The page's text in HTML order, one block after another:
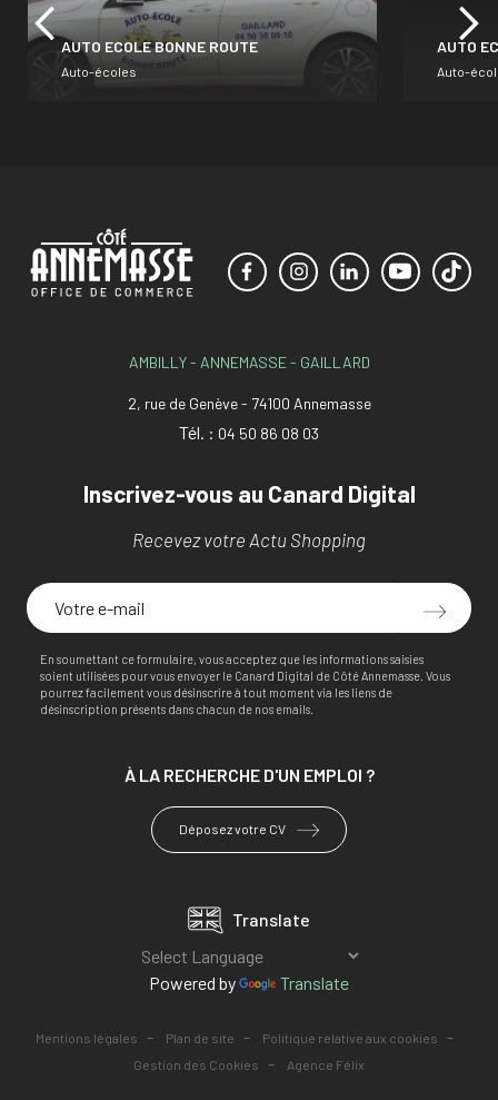
AUTO ECOLE BONNE ROUTE
Auto-écoles
AUTO
Auto-
AMBILLY - ANNEMASSE - GAILLARD
2, rue de Genève - 74100 Annemasse
Tél. : 04 50 86 08 03
Inscrivez-vous au Canard Digital
Recevez votre Actu Shopping
En soumettant ce formulaire, vous acceptez que les informations saisies
soient utilisées pour vous envoyer le Canard Digital de Côté Annemasse. Vous
pourrez facilement vous désinscrire à tout moment via les liens de
désinscription présents dans chacun de nos emails.
À LA RECHERCHE D'UN EMPLOI ?
Déposez votre CV
Translate
Powered by Translate
Mentions légales - Plan de site - Politique relative aux cookies -
Gestion des Cookies - Agence Félix